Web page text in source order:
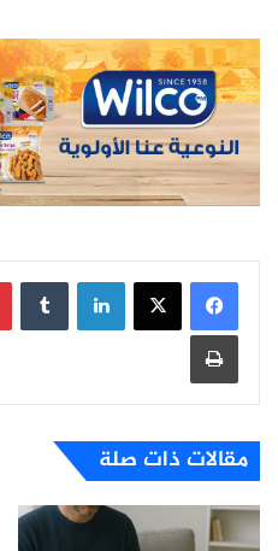
لينكدإن
طباعة
مقالات ذات صلة